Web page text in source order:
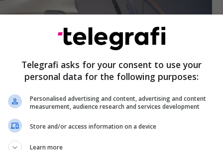
Telegrafi asks for your consent to use your
personal data for the following purposes:
Personalised advertising and content, advertising and content
measurement, audience research and services development
Store and/or access information on a device
Learn more